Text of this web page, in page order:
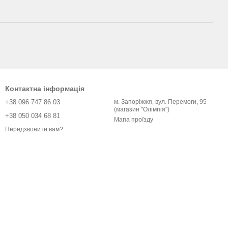
Контактна інформація
+38 096 747 86 03
+38 050 034 68 81
Передзвонити вам?
м. Запоріжжя, вул. Перемоги, 95
(магазин "Олімпія")
Мапа проїзду